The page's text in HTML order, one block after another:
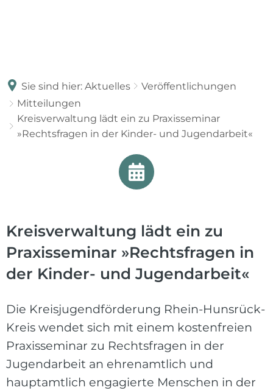
Sie sind hier: Aktuelles
Veröffentlichungen
Mitteilungen
Kreisverwaltung lädt ein zu Praxisseminar
»Rechtsfragen in der Kinder- und Jugendarbeit«
Kreisverwaltung lädt ein zu
Praxisseminar »Rechtsfragen in
der Kinder- und Jugendarbeit«
Die Kreisjugendförderung Rhein-Hunsrück-
Kreis wendet sich mit einem kostenfreien
Praxisseminar zu Rechtsfragen in der
Jugendarbeit an ehrenamtlich und
hauptamtlich engagierte Menschen in der